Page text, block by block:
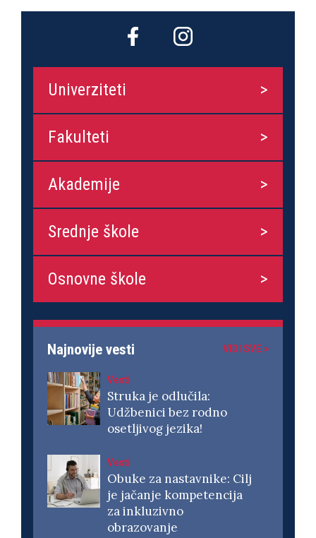
Univerziteti
Fakulteti
Akademije
Srednje škole
Osnovne škole
Najnovije vesti VIDI SVE >
Vesti
Struka je odlučila:
Udžbenici bez rodno
osetljivog jezika!
Vesti
Obuke za nastavnike: Cilj
je jačanje kompetencija
za inkluzivno
obrazovanje